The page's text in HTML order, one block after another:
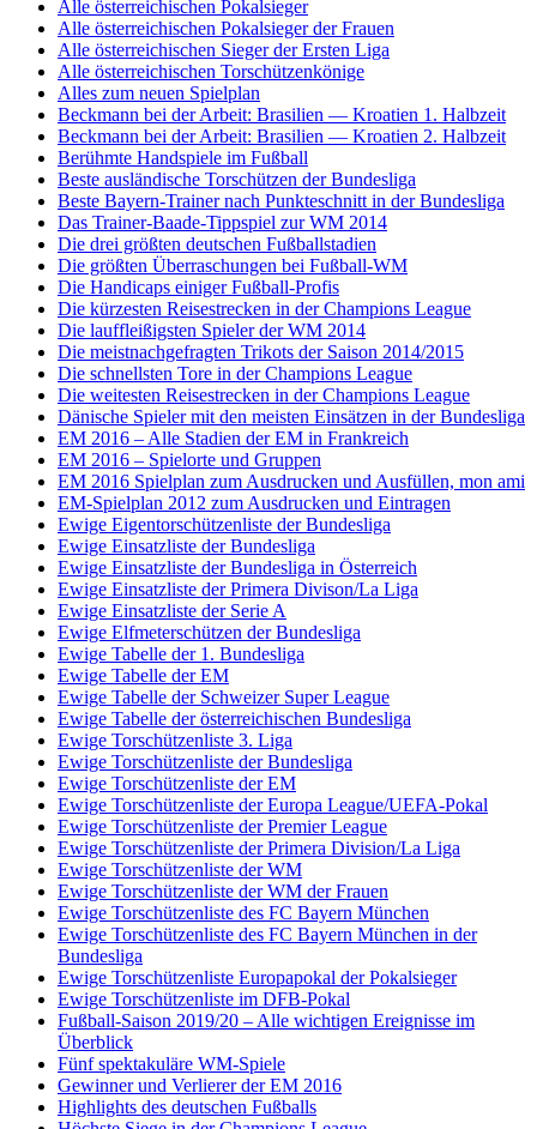
Alle österreichischen Pokalsieger
Alle österreichischen Pokalsieger der Frauen
Alle österreichischen Sieger der Ersten Liga
Alle österreichischen Torschützenkönige
Alles zum neuen Spielplan
Beckmann bei der Arbeit: Brasilien — Kroatien 1. Halbzeit
Beckmann bei der Arbeit: Brasilien — Kroatien 2. Halbzeit
Berühmte Handspiele im Fußball
Beste ausländische Torschützen der Bundesliga
Beste Bayern-Trainer nach Punkteschnitt in der Bundesliga
Das Trainer-Baade-Tippspiel zur WM 2014
Die drei größten deutschen Fußballstadien
Die größten Überraschungen bei Fußball-WM
Die Handicaps einiger Fußball-Profis
Die kürzesten Reisestrecken in der Champions League
Die lauffleißigsten Spieler der WM 2014
Die meistnachgefragten Trikots der Saison 2014/2015
Die schnellsten Tore in der Champions League
Die weitesten Reisestrecken in der Champions League
Dänische Spieler mit den meisten Einsätzen in der Bundesliga
EM 2016 – Alle Stadien der EM in Frankreich
EM 2016 – Spielorte und Gruppen
EM 2016 Spielplan zum Ausdrucken und Ausfüllen, mon ami
EM-Spielplan 2012 zum Ausdrucken und Eintragen
Ewige Eigentorschützenliste der Bundesliga
Ewige Einsatzliste der Bundesliga
Ewige Einsatzliste der Bundesliga in Österreich
Ewige Einsatzliste der Primera Divison/La Liga
Ewige Einsatzliste der Serie A
Ewige Elfmeterschützen der Bundesliga
Ewige Tabelle der 1. Bundesliga
Ewige Tabelle der EM
Ewige Tabelle der Schweizer Super League
Ewige Tabelle der österreichischen Bundesliga
Ewige Torschützenliste 3. Liga
Ewige Torschützenliste der Bundesliga
Ewige Torschützenliste der EM
Ewige Torschützenliste der Europa League/UEFA-Pokal
Ewige Torschützenliste der Premier League
Ewige Torschützenliste der Primera Division/La Liga
Ewige Torschützenliste der WM
Ewige Torschützenliste der WM der Frauen
Ewige Torschützenliste des FC Bayern München
Ewige Torschützenliste des FC Bayern München in der
Bundesliga
Ewige Torschützenliste Europapokal der Pokalsieger
Ewige Torschützenliste im DFB-Pokal
Fußball-Saison 2019/20 – Alle wichtigen Ereignisse im
Überblick
Fünf spektakuläre WM-Spiele
Gewinner und Verlierer der EM 2016
Highlights des deutschen Fußballs